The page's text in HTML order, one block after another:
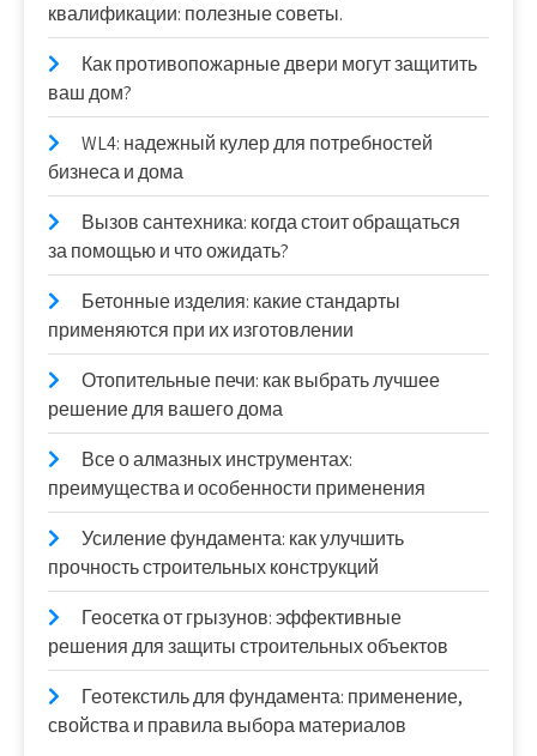
квалификации: полезные советы.
Как противопожарные двери могут защитить
ваш дом?
WL4: надежный кулер для потребностей
бизнеса и дома
Вызов сантехника: когда стоит обращаться
за помощью и что ожидать?
Бетонные изделия: какие стандарты
применяются при их изготовлении
Отопительные печи: как выбрать лучшее
решение для вашего дома
Все о алмазных инструментах:
преимущества и особенности применения
Усиление фундамента: как улучшить
прочность строительных конструкций
Геосетка от грызунов: эффективные
решения для защиты строительных объектов
Геотекстиль для фундамента: применение,
свойства и правила выбора материалов